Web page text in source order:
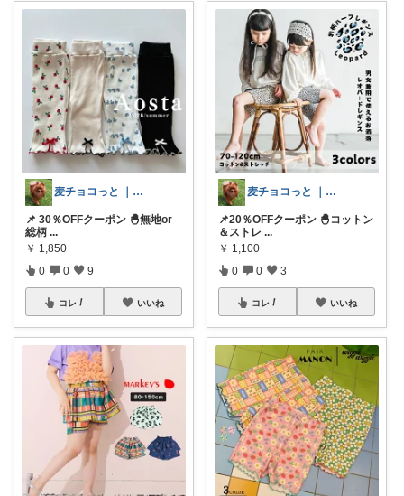
麦チョコっと ｜ キッズ＆ベビー 夏
📌 30％OFFクーポン 🐣無地or
総柄 ...
￥ 1,850
0 0 9
コレ いいね
麦チョコっと ｜ キッズ＆ベビー 夏
📌20％OFFクーポン 🐣コットン
＆ストレ ...
￥ 1,100
0 0 3
コレ いいね